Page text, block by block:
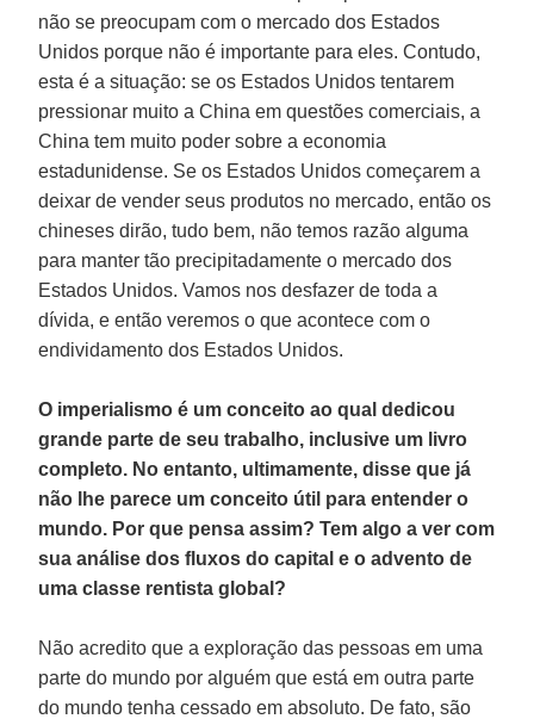
não se preocupam com o mercado dos Estados
Unidos porque não é importante para eles. Contudo,
esta é a situação: se os Estados Unidos tentarem
pressionar muito a China em questões comerciais, a
China tem muito poder sobre a economia
estadunidense. Se os Estados Unidos começarem a
deixar de vender seus produtos no mercado, então os
chineses dirão, tudo bem, não temos razão alguma
para manter tão precipitadamente o mercado dos
Estados Unidos. Vamos nos desfazer de toda a
dívida, e então veremos o que acontece com o
endividamento dos Estados Unidos.
O imperialismo é um conceito ao qual dedicou
grande parte de seu trabalho, inclusive um livro
completo. No entanto, ultimamente, disse que já
não lhe parece um conceito útil para entender o
mundo. Por que pensa assim? Tem algo a ver com
sua análise dos fluxos do capital e o advento de
uma classe rentista global?
Não acredito que a exploração das pessoas em uma
parte do mundo por alguém que está em outra parte
do mundo tenha cessado em absoluto. De fato, são